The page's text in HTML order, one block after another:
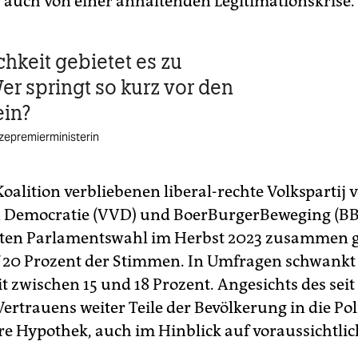
gebietet es zu
springt so kurz vor den
verbliebenen liberal-rechte Volkspartij
(VVD) und BoerBurgerBeweging
Parlamentswahl im Herbst 2023 zusammen
Prozent der Stimmen. In Umfragen
zwischen 15 und 18 Prozent. Angesichts des
weiter Teile der Bevölkerung in die
Hypothek, auch im Hinblick auf